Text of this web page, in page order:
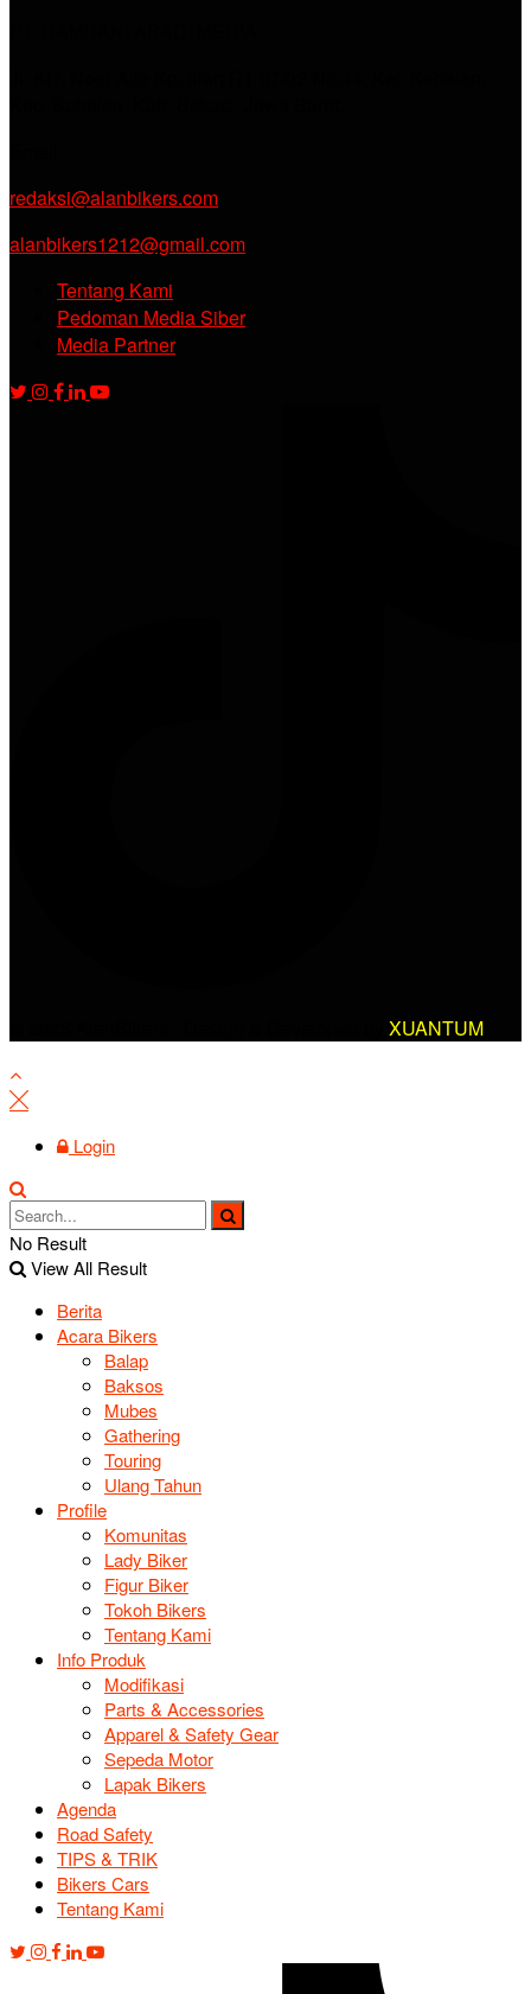
redaksi@alanbikers.com
alanbikers1212@gmail.com
Tentang Kami
Pedoman Media Siber
Media Partner
XUANTUM
Login
No Result
View All Result
Berita
Acara Bikers
Balap
Baksos
Mubes
Gathering
Touring
Ulang Tahun
Profile
Komunitas
Lady Biker
Figur Biker
Tokoh Bikers
Tentang Kami
Info Produk
Modifikasi
Parts & Accessories
Apparel & Safety Gear
Sepeda Motor
Lapak Bikers
Agenda
Road Safety
TIPS & TRIK
Bikers Cars
Tentang Kami